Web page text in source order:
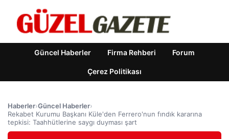
Güncel Haberler Firma Rehberi Forum
Çerez Politikası
Haberler›Güncel Haberler›
Rekabet Kurumu Başkanı Küle'den Ferrero'nun fındık kararına
tepkisi: Taahhütlerine saygı duyması şart